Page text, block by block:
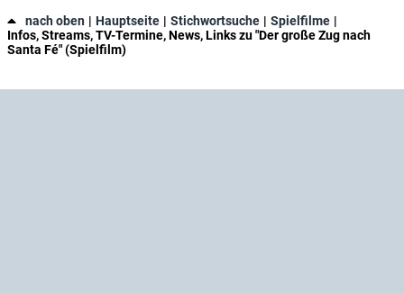
nach oben Hauptseite Stichwortsuche
Spielfilme
Infos, Streams, TV-Termine, News, Links zu "Der große Zug nach
Santa Fé" (Spielfilm)